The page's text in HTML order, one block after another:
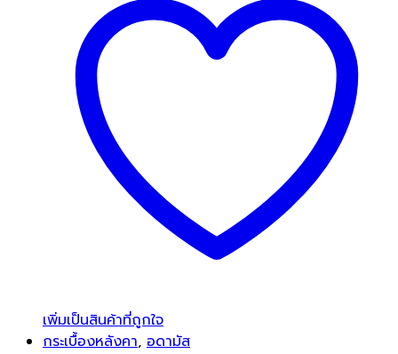
เพิ่มเป็นสินค้าที่ถูกใจ
กระเบื้องหลังคา, อดามัส